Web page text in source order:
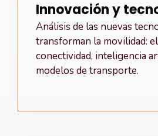
Innovación y
Análisis de las nuevas
transforman la movilidad:
conectividad, inteligencia
modelos de transporte.